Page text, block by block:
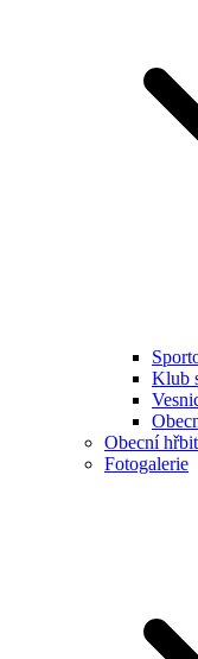
Klub
Obecní
Fotogalerie